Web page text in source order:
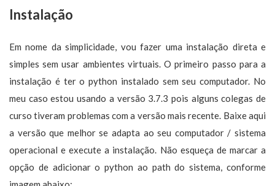
Instalação
Em nome da simplicidade, vou fazer uma instalação direta e
simples sem usar ambientes virtuais. O primeiro passo para a
instalação é ter o python instalado sem seu computador. No
meu caso estou usando a versão 3.7.3 pois alguns colegas de
curso tiveram problemas com a versão mais recente. Baixe aqui
a versão que melhor se adapta ao seu computador / sistema
operacional e execute a instalação. Não esqueça de marcar a
opção de adicionar o python ao path do sistema, conforme